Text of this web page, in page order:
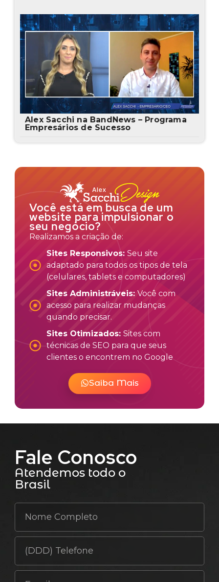
Alex Sacchi na BandNews – Programa
Empresários de Sucesso
Você está em busca de um
website para impulsionar o
seu negócio?
Realizamos a criação de:
Sites Responsivos: Seu site
adaptado para todos os tipos de tela
(celulares, tablets e computadores)
Sites Administráveis: Você com
acesso para realizar mudanças
quando precisar.
Sites Otimizados: Sites com
técnicas de SEO para que seus
clientes o encontrem no Google
Saiba Mais
Fale Conosco
Atendemos todo o
Brasil